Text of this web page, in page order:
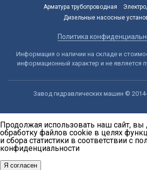
Арматура трубопроводная
Дизельные насосные
Политика
Информация о наличии на складе и
информационный характер и не является
Завод гидравлических машин ©
Продолжая использовать наш сайт, вы
обработку файлов cookie в целях
и сбора статистики в соответствии с
конфиденциальности
Я согласен